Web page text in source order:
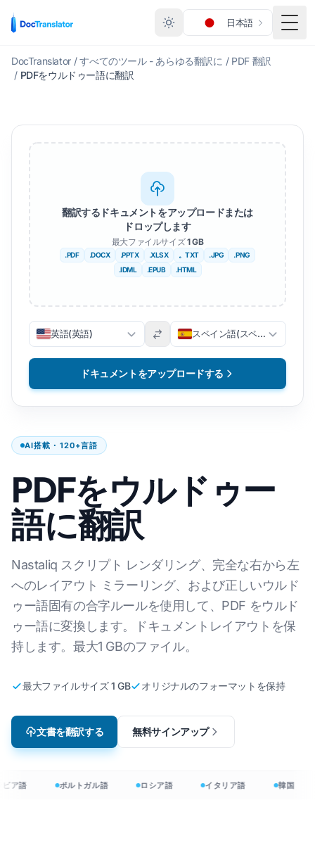
日本語
メニ
DocTranslator / すべてのツール - あらゆる翻訳に / PDF 翻訳
/ PDFをウルドゥー語に翻訳
AI搭載・120+言語
PDFをウルドゥー
語に翻訳
Nastaliq スクリプト レンダリング、完全な右から左
へのレイアウト ミラーリング、および正しいウルド
ゥー語固有の合字ルールを使用して、PDF をウルド
ゥー語に変換します。ドキュメントレイアウトを保
持します。最大1 GBのファイル。
最大ファイルサイズ 1 GB オリジナルのフォーマットを保持
文書を翻訳する 無料サインアップ
翻訳するドキュメントをアップロードまたは
ドロップします
最大ファイルサイズ1 GB
.PDF .DOCX .PPTX .XLSX 。TXT .JPG
.PNG
.IDML
.EPUB .HTML
英語(英語) スペイン語(スペイン語)
ドキュメントをアップロードする
ア語 ポルトガル語 ロシア語 イタリア語 韓国